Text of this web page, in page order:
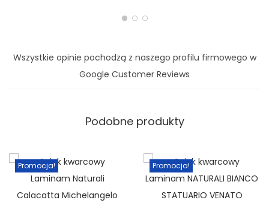
Wszystkie opinie pochodzą z naszego profilu firmowego w
Google Customer Reviews
Podobne produkty
Promocja! Promocja!